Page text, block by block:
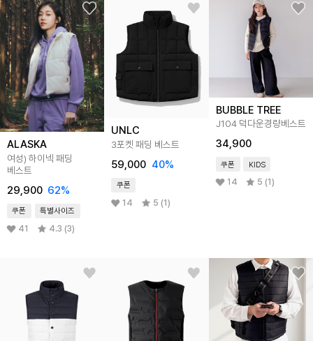
ALASKA
여성) 하이넥 패딩
베스트
29,900 62%
쿠폰 특별사이즈
41 4.3 (3)
UNLC
3포켓 패딩 베스트
59,000 40%
쿠폰
14 5 (1)
BUBBLE TREE
J104 덕다운경량베스트
34,900
쿠폰 KIDS
14 5 (1)